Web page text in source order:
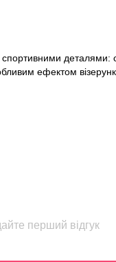
деталями:
ефектом
перший відгук